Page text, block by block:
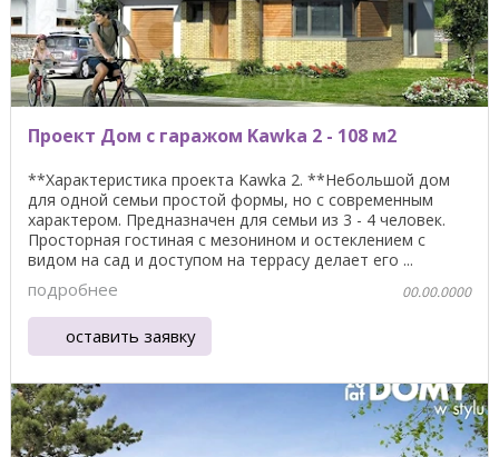
Проект Дом с гаражом Kawka 2 - 108 м2
**Характеристика проекта Kawka 2. **Небольшой дом
для одной семьи простой формы, но с современным
характером. Предназначен для семьи из 3 - 4 человек.
Просторная гостиная с мезонином и остеклением с
видом на сад и доступом на террасу делает его ...
подробнее 00.00.0000
оставить заявку